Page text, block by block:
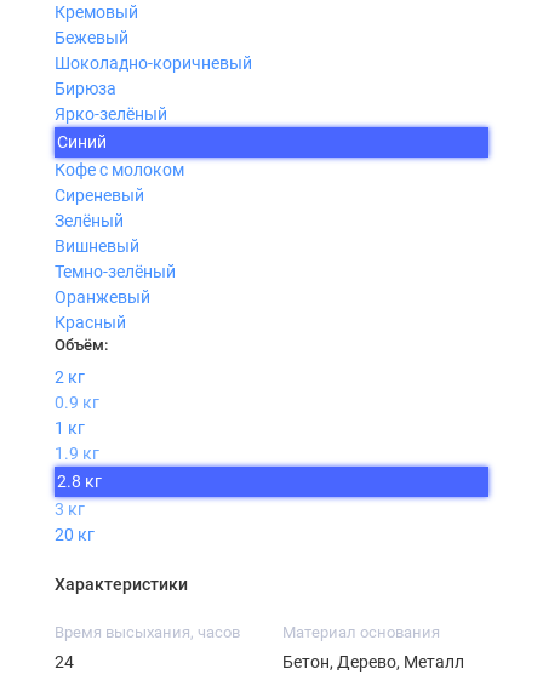
Кремовый
Бежевый
Шоколадно-коричневый
Бирюза
Ярко-зелёный
Синий
Кофе с молоком
Сиреневый
Зелёный
Вишневый
Темно-зелёный
Оранжевый
Красный
Объём:
2 кг
0.9 кг
1 кг
1.9 кг
2.8 кг
3 кг
20 кг
Характеристики
Время высыхания, часов
24
Материал основания
Бетон, Дерево, Металл